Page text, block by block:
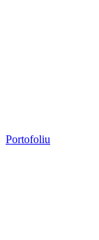
Portofoliu